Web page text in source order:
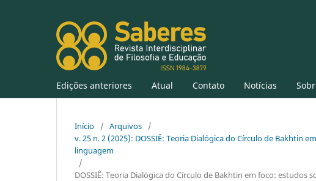
Edições anteriores Atual Contato Notícias
Início / Arquivos
/
v. 25 n. 2 (2025): DOSSIÊ: Teoria Dialógica do Círculo de Bakhtin
linguagem
/
DOSSIÊ: Teoria Dialógica do Círculo de Bakhtin em foco: estudos